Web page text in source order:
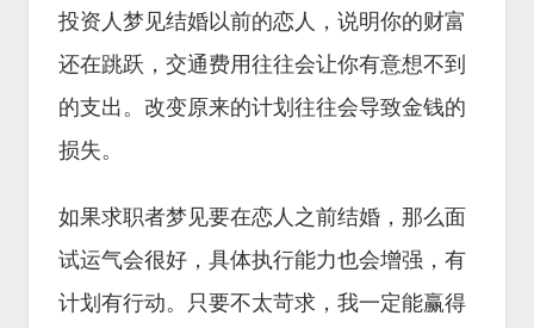
投资人梦见结婚以前的恋人，说明你的财富
还在跳跃，交通费用往往会让你有意想不到
的支出。改变原来的计划往往会导致金钱的
损失。
如果求职者梦见要在恋人之前结婚，那么面
试运气会很好，具体执行能力也会增强，有
计划有行动。只要不太苛求，我一定能赢得